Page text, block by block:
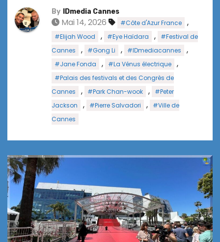
By IDmedia Cannes
Mai 14, 2026 #Côte d'Azur France ,
#Elijah Wood , #Eye Haïdara ,
#Festival de
Cannes
, #Gong Li , #IDmediacannes ,
#Jane Fonda , #La Vénus électrique ,
#Palais des festivals et des Congrès de
Cannes
, #Park Chan-wook ,
#Peter
Jackson
, #Pierre Salvadori ,
#Ville de
Cannes